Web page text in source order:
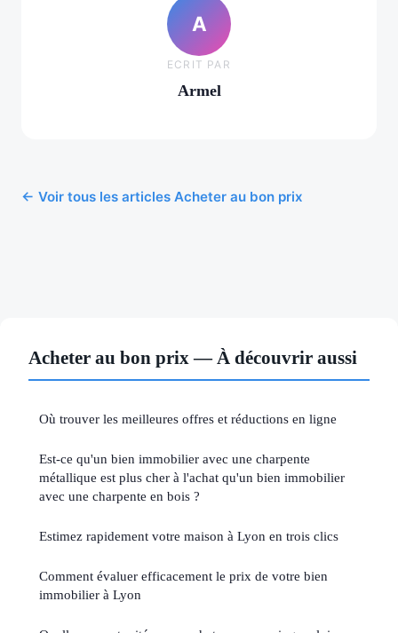
A
ECRIT PAR
Armel
← Voir tous les articles Acheter au bon prix
Acheter au bon prix — À découvrir aussi
Où trouver les meilleures offres et réductions en ligne
Est-ce qu'un bien immobilier avec une charpente
métallique est plus cher à l'achat qu'un bien immobilier
avec une charpente en bois ?
Estimez rapidement votre maison à Lyon en trois clics
Comment évaluer efficacement le prix de votre bien
immobilier à Lyon